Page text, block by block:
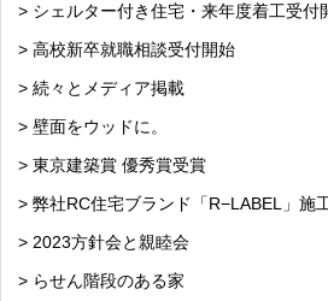
> シェルター付き住宅・来年度着工受付
> 高校新卒就職相談受付開始
> 続々とメディア掲載
> 壁面をウッドに。
> 東京建築賞 優秀賞受賞
> 弊社RC住宅ブランド「R−LABEL」施
> 2023方針会と親睦会
> らせん階段のある家